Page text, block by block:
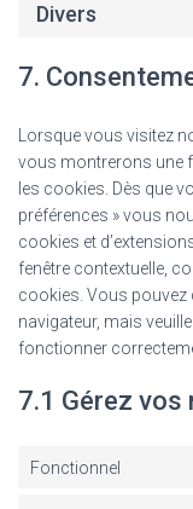
Divers
7.
Lorsque vous visitez
vous montrerons une
les cookies. Dès que
préférences » vous
cookies et
fenêtre contextuelle,
cookies. Vous pouvez
navigateur, mais
fonctionner
7.1 Gérez
Fonctionnel